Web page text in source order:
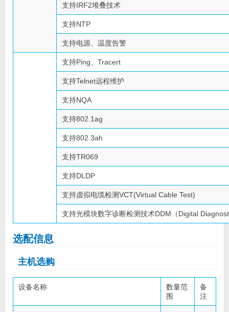
支持IRF2堆叠技术
支持NTP
支持电源、温度告警
支持Ping、Tracert
支持Telnet远程维护
支持NQA
支持802.1ag
支持802.3ah
支持TR069
支持DLDP
支持虚拟电缆检测VCT(Virtual Cable Test)
支持光模块数字诊断检测技术DDM（Digital
选配信息
主机选购
设备名称
数量范
围
备
注